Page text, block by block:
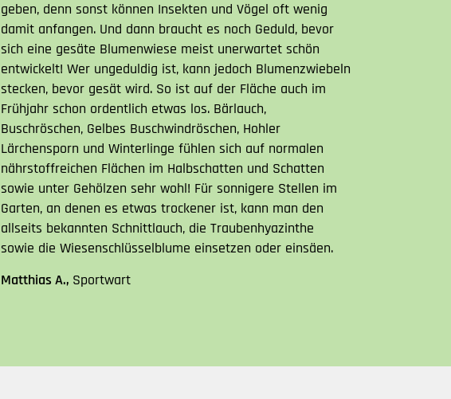
geben, denn sonst können Insekten und Vögel oft wenig
damit anfangen. Und dann braucht es noch Geduld, bevor
sich eine gesäte Blumenwiese meist unerwartet schön
entwickelt! Wer ungeduldig ist, kann jedoch Blumenzwiebeln
stecken, bevor gesät wird. So ist auf der Fläche auch im
Frühjahr schon ordentlich etwas los. Bärlauch,
Buschröschen, Gelbes Buschwindröschen, Hohler
Lärchensporn und Winterlinge fühlen sich auf normalen
nährstoffreichen Flächen im Halbschatten und Schatten
sowie unter Gehölzen sehr wohl! Für sonnigere Stellen im
Garten, an denen es etwas trockener ist, kann man den
allseits bekannten Schnittlauch, die Traubenhyazinthe
sowie die Wiesenschlüsselblume einsetzen oder einsäen.
Matthias A., Sportwart